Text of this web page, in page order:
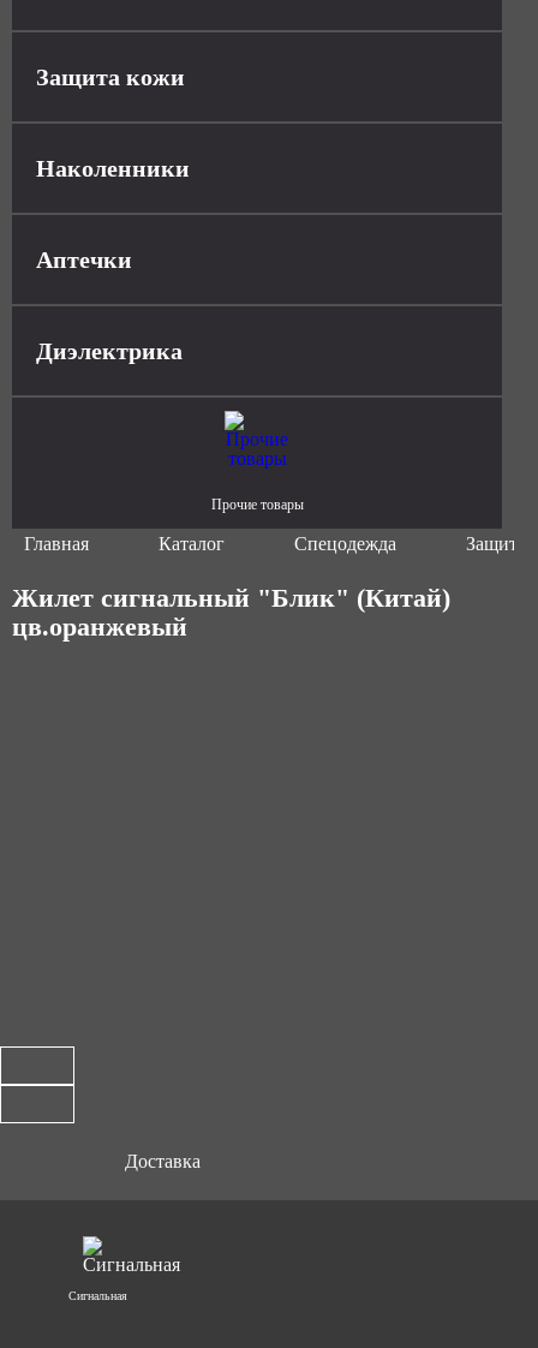
Защита кожи
Наколенники
Аптечки
Диэлектрика
Прочие товары
Главная Каталог Спецодежда
Жилет сигнальный "Блик" (Китай)
цв.оранжевый
Доставка
Сигнальная